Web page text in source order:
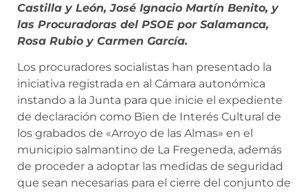
Castilla y León, José Ignacio Martín Benito, y
las Procuradoras del PSOE por Salamanca,
Rosa Rubio y Carmen García.
Los procuradores socialistas han presentado la
iniciativa registrada en al Cámara autonómica
instando a la Junta para que inicie el expediente
de declaración como Bien de Interés Cultural de
los grabados de «Arroyo de las Almas» en el
municipio salmantino de La Fregeneda, además
de proceder a adoptar las medidas de seguridad
que sean necesarias para el cierre del conjunto de